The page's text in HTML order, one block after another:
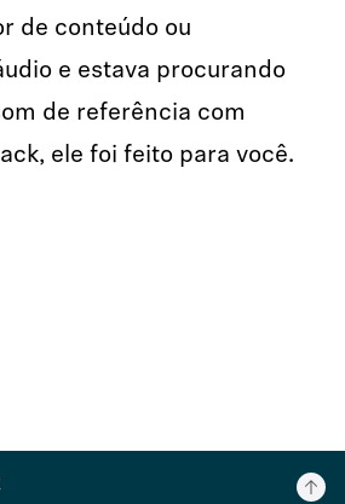
de conteúdo ou
e estava procurando
de referência com
ele foi feito para você.